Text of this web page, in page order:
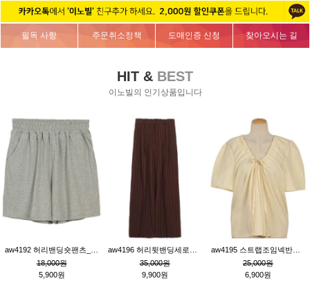
필독 사항 주문취소정책 도매인증 신청 찾아오시는 길
HIT & BEST
이노빌의 인기상품입니다
18,000원
5,900원
35,000원
9,900원
25,000원
6,900원